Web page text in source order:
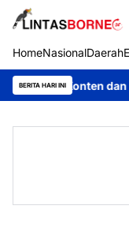
HomeNasionalDaerah
BERITA HARI INI
dan Pemeran